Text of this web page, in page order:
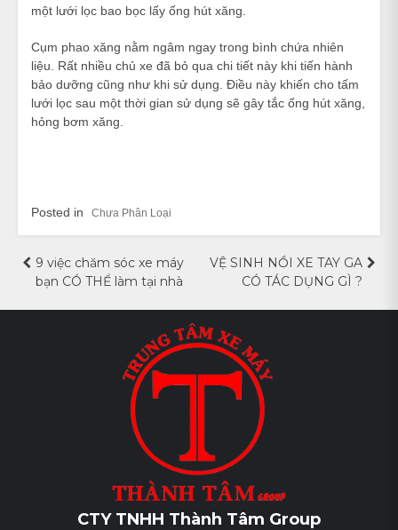
một lưới lọc bao bọc lấy ống hút xăng.
Cụm phao xăng nằm ngâm ngay trong bình chứa nhiên
liệu. Rất nhiều chủ xe đã bỏ qua chi tiết này khi tiến hành
bảo dưỡng cũng như khi sử dụng. Điều này khiến cho tấm
lưới lọc sau một thời gian sử dụng sẽ gây tắc ống hút xăng,
hỏng bơm xăng.
Posted in Chưa Phân Loại
Điều
hướng
9 việc chăm sóc xe máy
bạn CÓ THỂ làm tại nhà
VỆ SINH NỒI XE TAY GA
CÓ TÁC DỤNG GÌ ?
CTY TNHH Thành Tâm Group